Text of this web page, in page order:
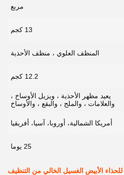
مربع
13 كجم
المنظف العلوي ، منظف الأحذية
12.2 كجم
يعيد مظهر الأحذية ، ويزيل الأوساخ ،
والعلامات ، والملح ، والبقع ، والأوساخ
أمريكا الشمالية، أوروبا، آسيا، أفريقيا
25 يوما
للحذاء الأبيض الغسيل الخالي من التنظيف